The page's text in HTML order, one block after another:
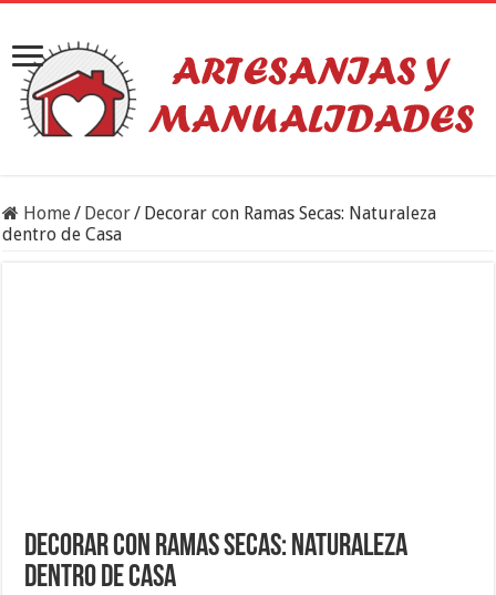
Home/ Decor/ Decorar con Ramas Secas: Naturaleza
dentro de Casa
Decorar con Ramas Secas: Naturaleza
dentro de Casa